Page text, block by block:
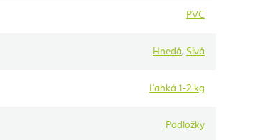
PVC
Hnedá, Sivá
Ľahká 1-2 kg
Podložky